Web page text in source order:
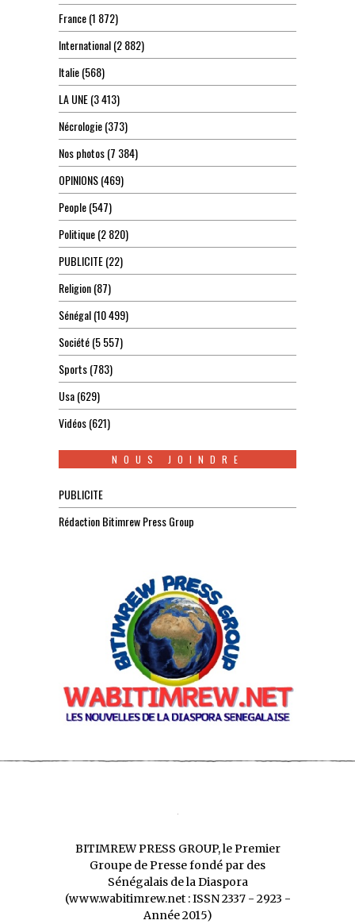
France(1 872)
International(2 882)
Italie(568)
LA UNE(3 413)
Nécrologie(373)
Nos photos(7 384)
OPINIONS(469)
People(547)
Politique(2 820)
PUBLICITE(22)
Religion(87)
Sénégal(10 499)
Société(5 557)
Sports(783)
Usa(629)
Vidéos(621)
NOUS JOINDRE
PUBLICITE
Rédaction Bitimrew Press Group
BITIMREW PRESS GROUP, le Premier
Groupe de Presse fondé par des
Sénégalais de la Diaspora
(www.wabitimrew.net : ISSN 2337 - 2923 -
Année 2015)